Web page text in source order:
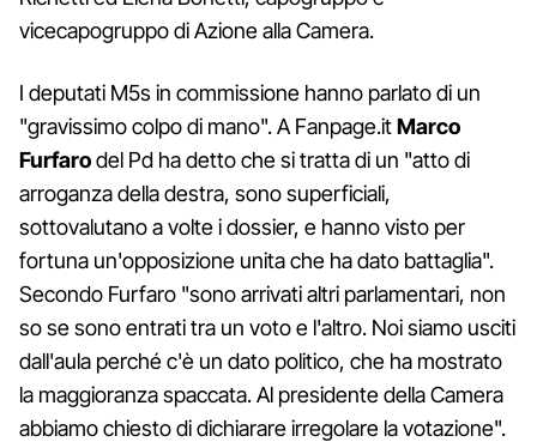
vicecapogruppo di Azione alla Camera.
I deputati M5s in commissione hanno parlato di un
"gravissimo colpo di mano". A Fanpage.itMarco
Furfarodel Pd ha detto che si tratta di un "atto di
arroganza della destra, sono superficiali,
sottovalutano a volte i dossier, e hanno visto per
fortuna un'opposizione unita che ha dato battaglia".
Secondo Furfaro "sono arrivati altri parlamentari, non
so se sono entrati tra un voto e l'altro. Noi siamo usciti
dall'aula perché c'è un dato politico, che ha mostrato
la maggioranza spaccata. Al presidente della Camera
abbiamo chiesto di dichiarare irregolare la votazione".